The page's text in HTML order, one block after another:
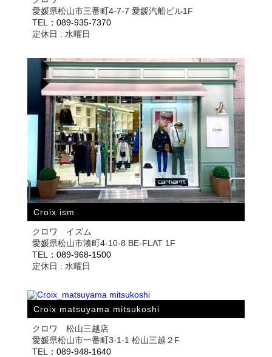
愛媛県松山市三番町4-7-7 愛媛汽船ビル1F
TEL：089-935-7370
定休日 : 水曜日
Croix ism
クロワ イズム
愛媛県松山市湊町4-10-8 BE-FLAT 1F
TEL：089-968-1500
定休日 : 水曜日
Croix matsuyama mitsukoshi
クロワ 松山三越店
愛媛県松山市一番町3-1-1 松山三越２F
TEL：089-948-1640